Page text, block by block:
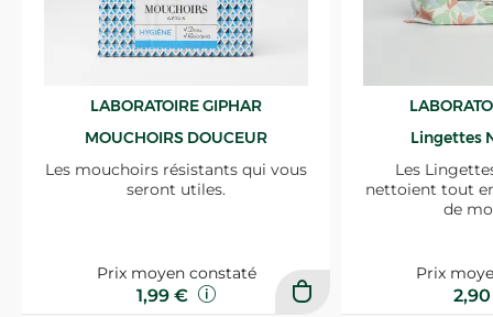
LABORATOIRE GIPHAR
MOUCHOIRS DOUCEUR
Les mouchoirs résistants qui vous
seront utiles.
Prix moyen constaté
1,99 €
Lingettes
Les
nettoient tout
de
Prix